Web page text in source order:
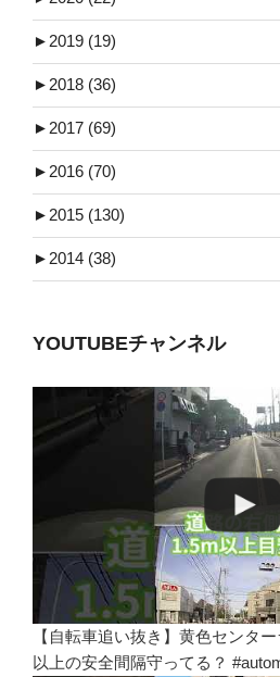
► 2019 (19)
► 2018 (36)
► 2017 (69)
► 2016 (70)
► 2015 (130)
► 2014 (38)
YOUTUBEチャンネル
【自転車追い抜き】黄色センタ
以上の安全間隔守ってる？